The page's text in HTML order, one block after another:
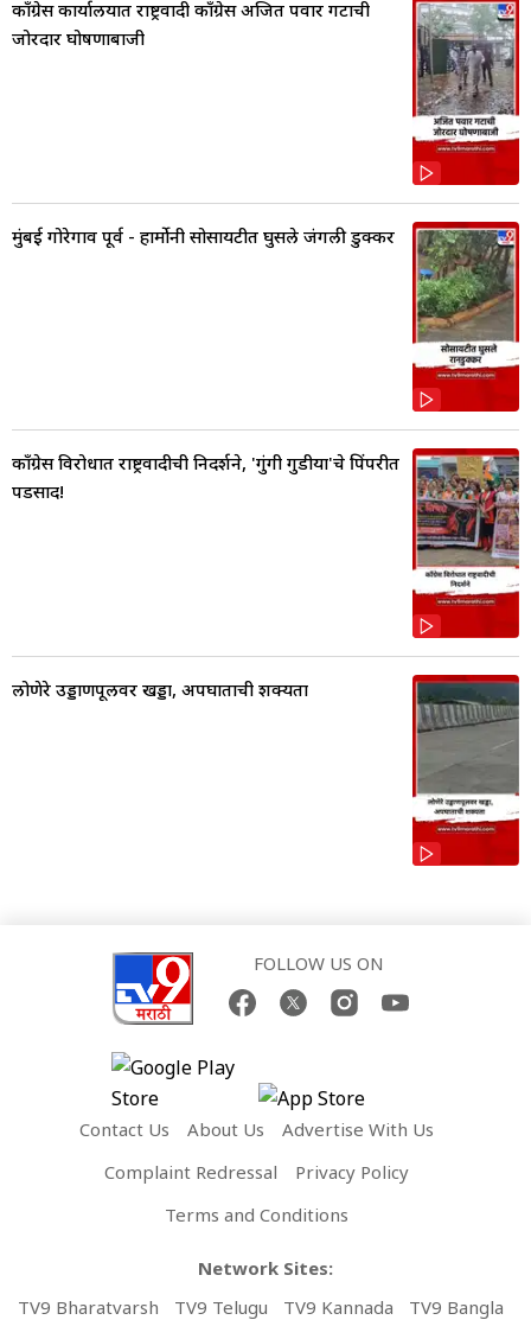
काँग्रेस कार्यालयात राष्ट्रवादी काँग्रेस अजित पवार गटाची
जोरदार घोषणाबाजी
मुंबई गोरेगाव पूर्व - हार्मोनी सोसायटीत घुसले जंगली डुक्कर
काँग्रेस विरोधात राष्ट्रवादीची निदर्शने, 'गुंगी गुडीया'चे पिंपरीत
पडसाद!
लोणेरे उड्डाणपूलवर खड्डा, अपघाताची शक्यता
FOLLOW US ON
Contact Us About Us
Advertise With Us
Complaint Redressal
Privacy Policy
Terms and Conditions
Network Sites:
TV9 Bharatvarsh
TV9 Telugu TV9 Kannada
TV9 Bangla